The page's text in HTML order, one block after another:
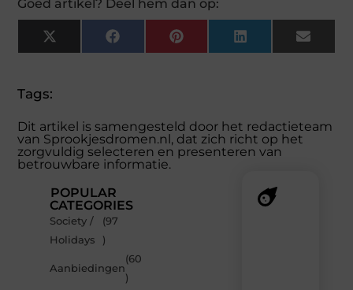
Goed artikel? Deel hem dan op:
X
(Twitter)
FacebookPinterestLinkedInEmail
Tags:
Dit artikel is samengesteld door het redactieteam
van Sprookjesdromen.nl, dat zich richt op het
zorgvuldig selecteren en presenteren van
betrouwbare informatie.
POPULAR
CATEGORIES
Society /
Holidays
(97
)
Aanbiedingen
(60
)